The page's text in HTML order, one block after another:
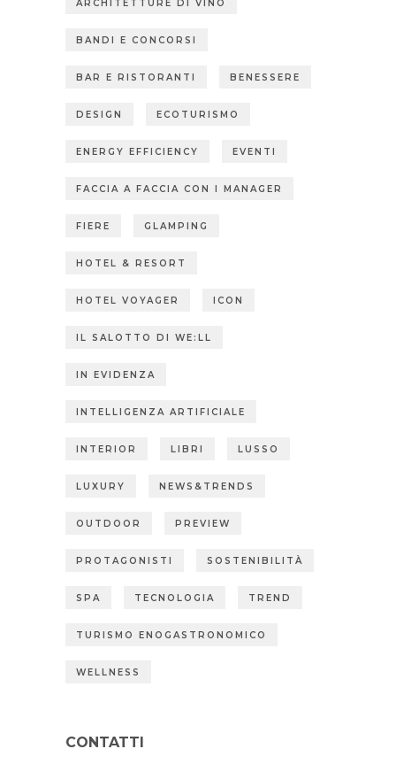
ARCHITETTURE DI VINO
BANDI E CONCORSI
BAR E RISTORANTI BENESSERE
DESIGN ECOTURISMO
ENERGY EFFICIENCY EVENTI
FACCIA A FACCIA CON I MANAGER
FIERE GLAMPING
HOTEL & RESORT
HOTEL VOYAGER ICON
IL SALOTTO DI WE:LL
IN EVIDENZA
INTELLIGENZA ARTIFICIALE
INTERIOR LIBRI LUSSO
LUXURY NEWS&TRENDS
OUTDOOR PREVIEW
PROTAGONISTI SOSTENIBILITÀ
SPA TECNOLOGIA TREND
TURISMO ENOGASTRONOMICO
WELLNESS
CONTATTI